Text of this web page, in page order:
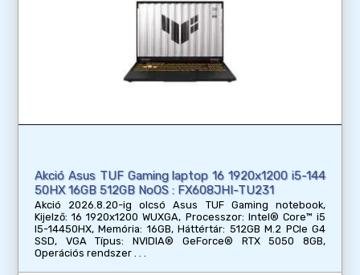
Akció Asus TUF Gaming laptop 16 1920x1200 i5-144
50HX 16GB 512GB NoOS : FX608JHI-TU231
Akció 2026.8.20-ig olcsó Asus TUF Gaming notebook,
Kijelző: 16 1920x1200 WUXGA, Processzor: Intel® Core™ i5
I5-14450HX, Memória: 16GB, Háttértár: 512GB M.2 PCIe G4
SSD, VGA Típus: NVIDIA® GeForce® RTX 5050 8GB,
Operációs rendszer